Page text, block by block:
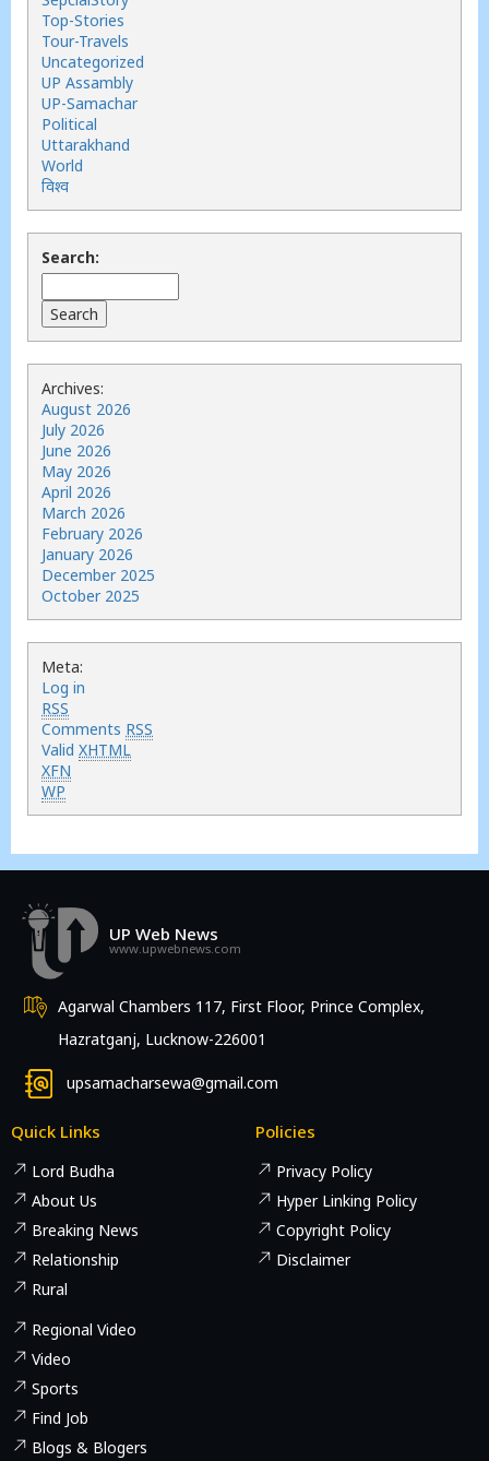
Top-Stories
Tour-Travels
Uncategorized
UP Assambly
UP-Samachar
Political
Uttarakhand
World
विश्व
Search:
Archives:
August 2026
July 2026
June 2026
May 2026
April 2026
March 2026
February 2026
January 2026
December 2025
October 2025
Meta:
Log in
RSS
Comments RSS
Valid XHTML
XFN
WP
UP Web News
www.upwebnews.com
Agarwal Chambers 117, First Floor, Prince Complex,
Hazratganj, Lucknow-226001
upsamacharsewa@gmail.com
Quick Links
Lord Budha
About Us
Breaking News
Relationship
Rural
Regional Video
Video
Sports
Find Job
Blogs & Blogers
Policies
Privacy Policy
Hyper Linking Policy
Copyright Policy
Disclaimer